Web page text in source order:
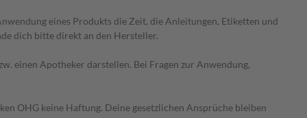
eines Produkts die Zeit, die Anleitungen, Etiketten und
dich bitte direkt an den Hersteller.
einen Apotheker darstellen. Bei Fragen zur Anwendung,
OHG keine Haftung. Deine gesetzlichen Ansprüche bleiben